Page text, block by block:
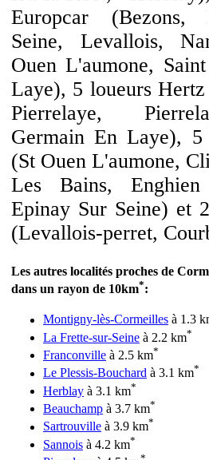
Europcar (Bezons,
Seine, Levallois,
Ouen L'aumone,
Laye), 5 loueurs Hertz
Pierrelaye,
Germain En Laye), 5
(St Ouen L'aumone,
Les Bains,
Epinay Sur Seine) et
(Levallois-perret,
Les autres localités proches de
dans un rayon de 10km*:
Montigny-lès-Cormeilles à 1.3
La Frette-sur-Seine à 2.2 km*
Franconville à 2.5 km*
Le Plessis-Bouchard à 3.1 km*
Herblay à 3.1 km*
Beauchamp à 3.7 km*
Sartrouville à 3.9 km*
Sannois à 4.2 km*